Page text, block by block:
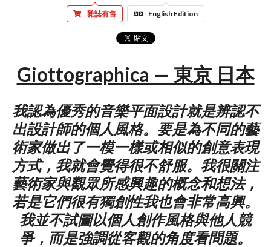
雜誌有售 English Edition
Giottographica — 東京 日本
我認為優秀的音樂平面設計就是辨認不
出設計師的個人風格。要是為不同的藝
術家做出了一模一樣或相似的創意表現
方式，我就會覺得很不舒服。我很關注
藝術家與觀眾所感興趣的概念和想法，
若是它們很有獨創性我也會非常高興。
我並不試圖以個人創作風格與他人競
爭，而是強調從客觀的角度看問題。